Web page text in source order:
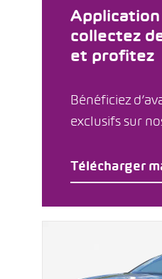
Application
collectez
et profitez
Bénéficiez
exclusifs sur
Télécharger